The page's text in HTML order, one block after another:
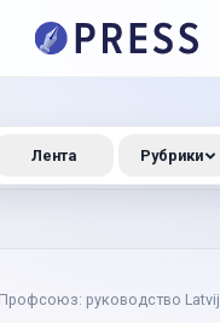
Профсоюз: руководство
Лента Рубрики